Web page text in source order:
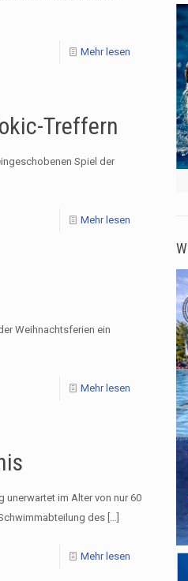
Mehr lesen
Treffern
Spiel der
Mehr lesen
Weihnachtsferien ein
Mehr lesen
unerwartet im Alter von nur 60
des[…]
Mehr lesen